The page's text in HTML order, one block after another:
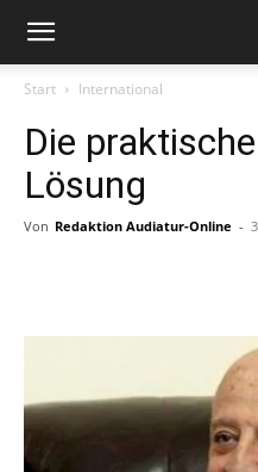
Start International
Die
Lösung
Von Redaktion Audiatur-Online -